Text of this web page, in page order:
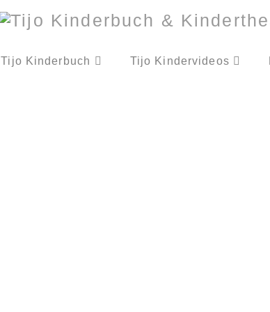
Tijo Kinderbuch Tijo Kindervideos